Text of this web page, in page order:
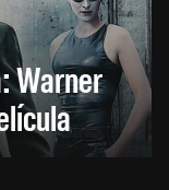
Warner